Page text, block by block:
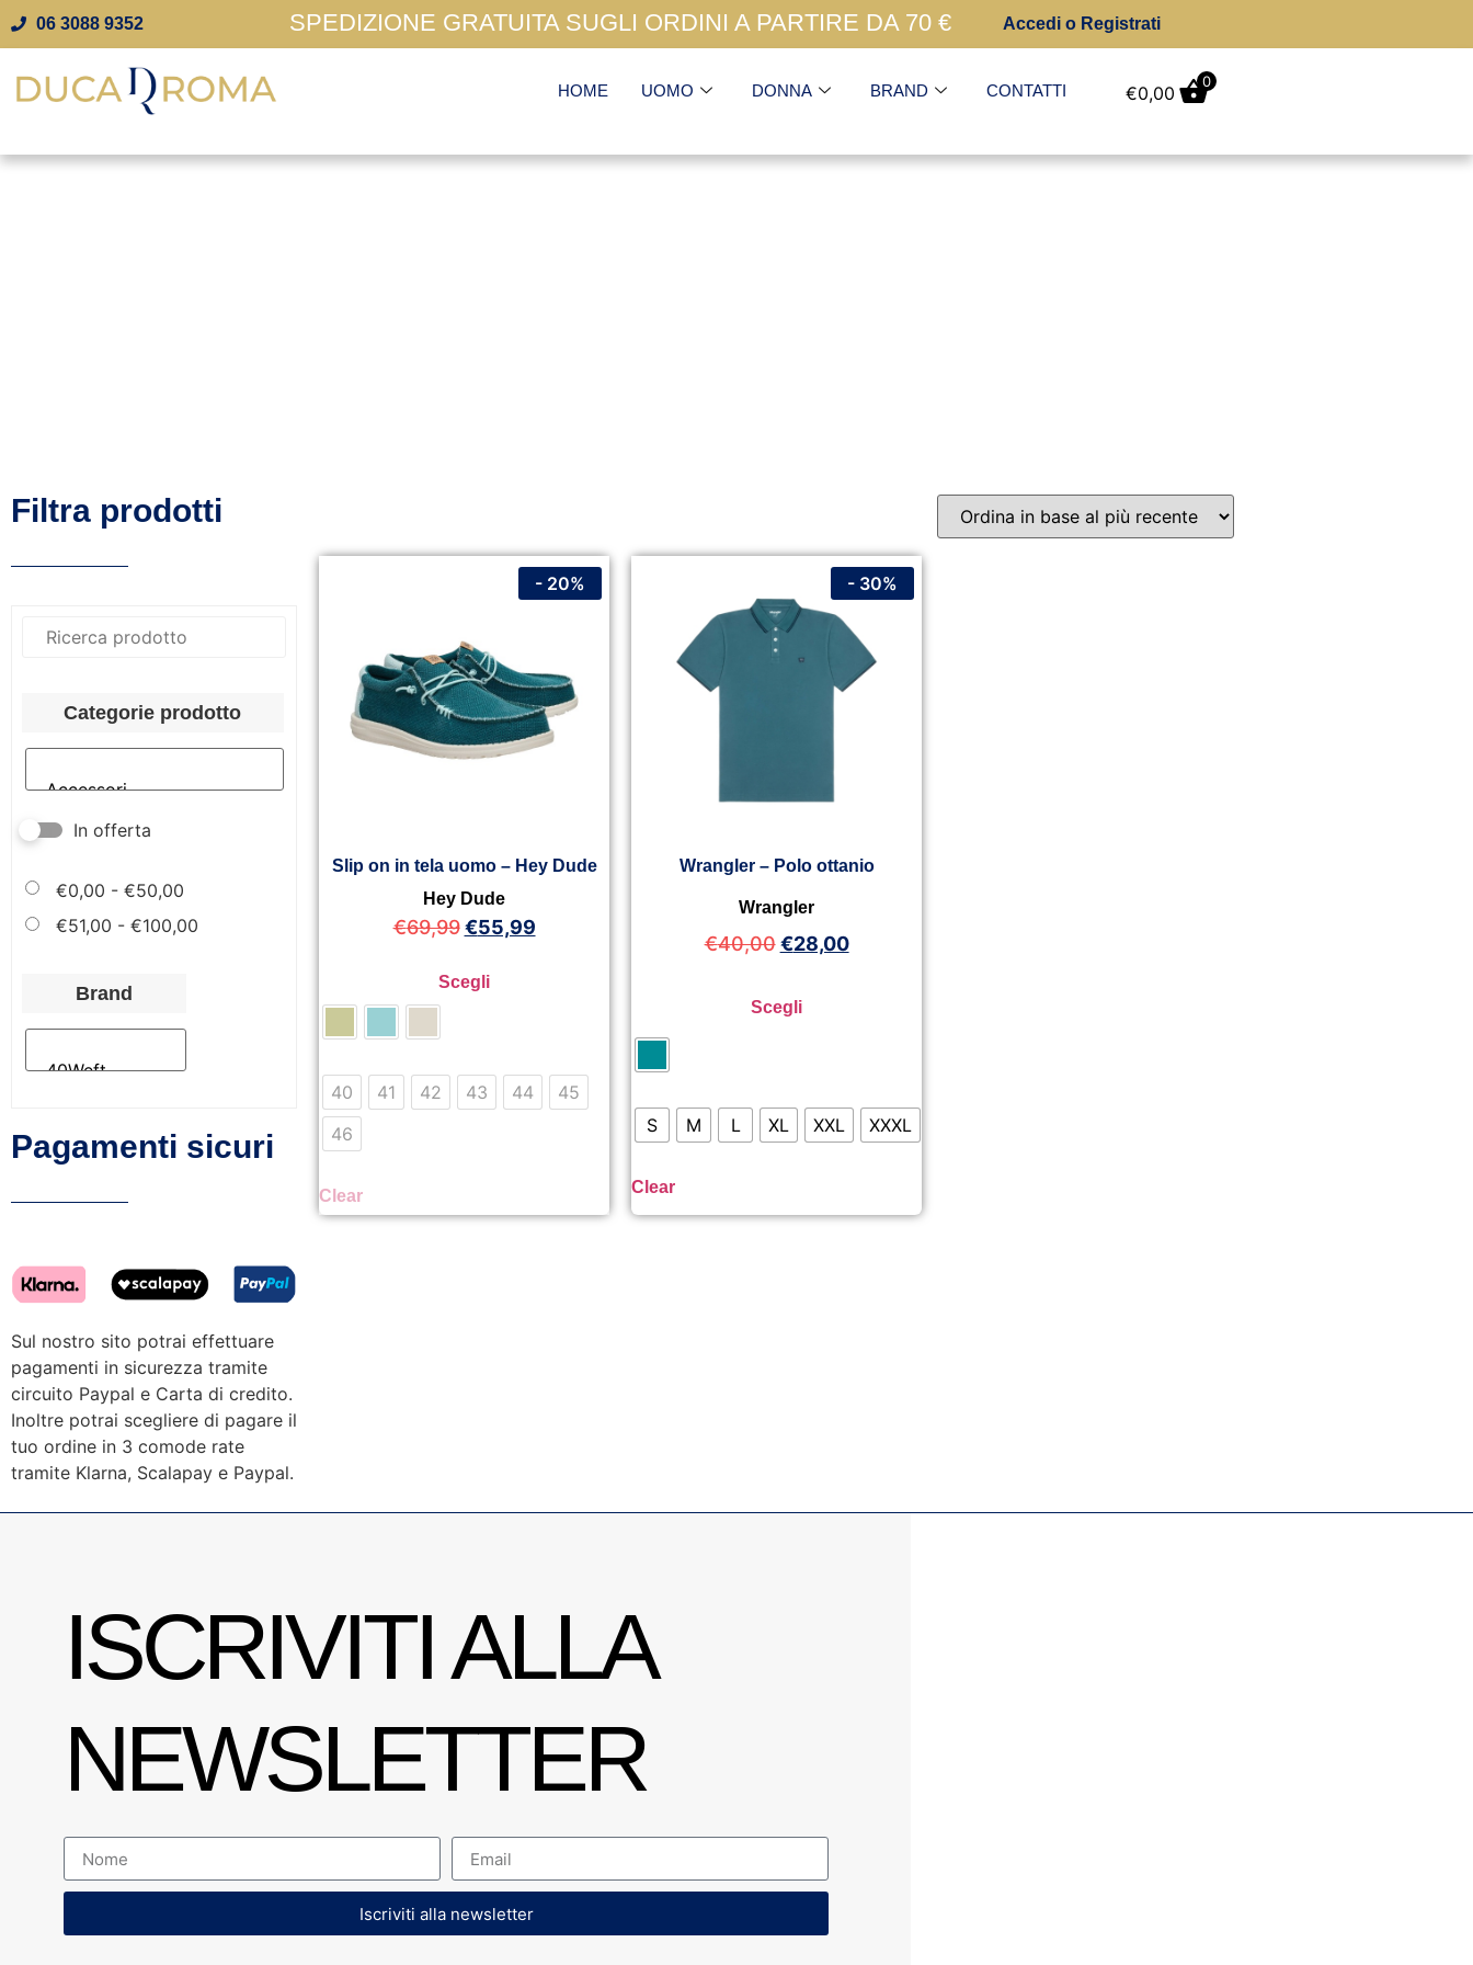
06 3088 9352 SPEDIZIONE GRATUITA SUGLI ORDINI A PARTIRE DA 70 € Accedi o Registrati
HOME UOMO DONNA BRAND CONTATTI €0,00
0
Filtra prodotti
Categorie prodotto
In offerta
€0,00 - €50,00
€51,00 - €100,00
Brand
Pagamenti sicuri
Sul nostro sito potrai effettuare
pagamenti in sicurezza tramite
circuito Paypal e Carta di credito.
Inoltre potrai scegliere di pagare il
tuo ordine in 3 comode rate
tramite Klarna, Scalapay e Paypal.
Slip on in tela uomo – Hey Dude
Hey Dude
€69,99 €55,99
Scegli
40 41 42 43 44
45
46
Clear
- 20%
Wrangler – Polo ottanio
Wrangler
€40,00 €28,00
Scegli
S M L XL XXL XXXL
Clear
- 30%
ISCRIVITI ALLA
NEWSLETTER
Iscriviti alla newsletter